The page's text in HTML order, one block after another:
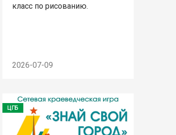
класс по рисованию.
2026-07-09
ЦГБ